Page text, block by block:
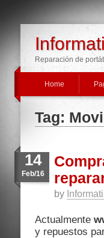
Reparación de
Home
Tag:
14
Feb/16
by
Actualmente
y repuestos